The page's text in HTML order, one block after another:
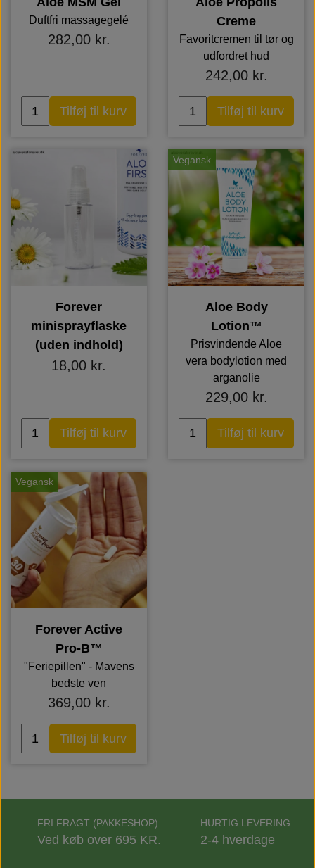
Duftfri massagegelé
282,00 kr.
Tilføj til kurv
Creme
Favoritcremen til tør og
udfordret hud
242,00 kr.
Tilføj til kurv
Forever
minisprayflaske
(uden indhold)
18,00 kr.
Tilføj til kurv
Vegansk
Aloe Body
Lotion™
Prisvindende Aloe
vera bodylotion med
arganolie
229,00 kr.
Tilføj til kurv
Vegansk
Forever Active
Pro-B™
"Feriepillen" - Mavens
bedste ven
369,00 kr.
Tilføj til kurv
FRI FRAGT (PAKKESHOP)
Ved køb over 695 KR.
HURTIG LEVERING
2-4 hverdage